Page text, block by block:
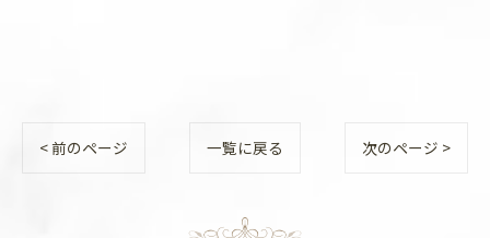
< 前のページ 一覧に戻る 次のページ >